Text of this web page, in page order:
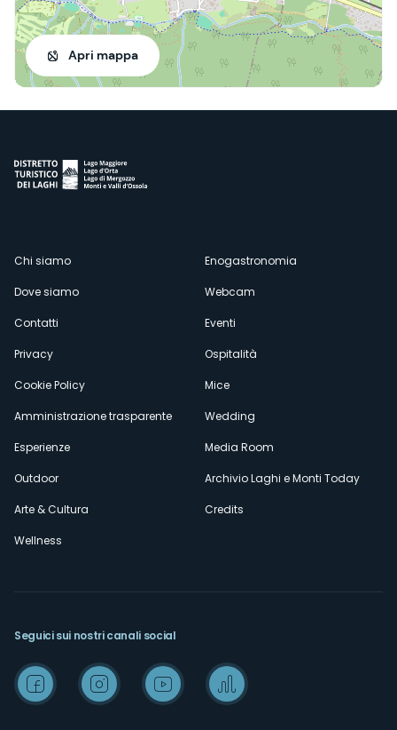
Apri mappa
Menù
secondario
Chi siamo
Dove siamo
Contatti
Privacy
Cookie Policy
Amministrazione trasparente
Esperienze
Outdoor
Arte & Cultura
Wellness
Enogastronomia
Webcam
Eventi
Ospitalità
Mice
Wedding
Media Room
Archivio Laghi e Monti Today
Credits
Seguici sui nostri canali social